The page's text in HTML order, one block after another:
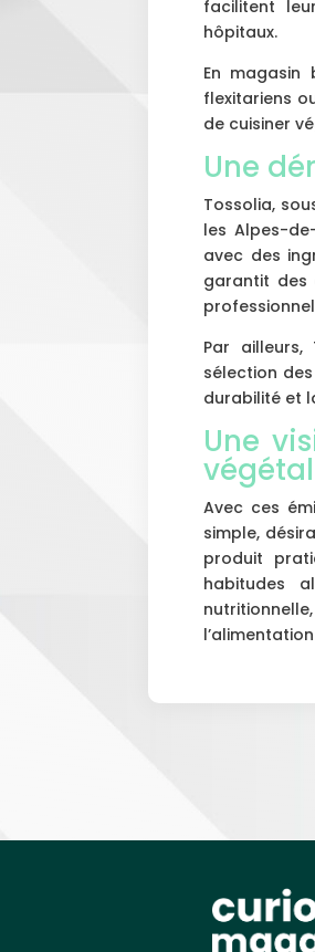
facilitent
hôpitaux.
En magasin
flexitariens
de cuisiner
Une
Tossolia,
les Alpes-
avec des
garantit des
Par ailleurs,
sélection
durabilité et
Une
végétal
Avec ces
simple,
produit
habitudes